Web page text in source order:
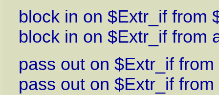
block in on $Extr_if from
block in on $Extr_if from
pass out on $Extr_if
pass out on $Extr_if